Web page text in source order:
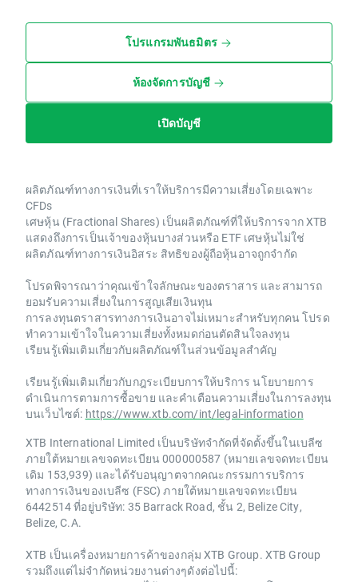
โปรแกรมพันธมิตร
ห้องจัดการบัญชี
เปิดบัญชี
ผลิตภัณฑ์ทางการเงินที่เราให้บริการมีความเสี่ยงโดยเฉพาะ
CFDs
เศษหุ้น (Fractional Shares) เป็นผลิตภัณฑ์ที่ให้บริการจาก XTB
แสดงถึงการเป็นเจ้าของหุ้นบางส่วนหรือ ETF เศษหุ้นไม่ใช่
ผลิตภัณฑ์ทางการเงินอิสระ สิทธิของผู้ถือหุ้นอาจถูกจำกัด
โปรดพิจารณาว่าคุณเข้าใจลักษณะของตราสาร และสามารถ
ยอมรับความเสี่ยงในการสูญเสียเงินทุน
การลงทุนตราสารทางการเงินอาจไม่เหมาะสำหรับทุกคน โปรด
ทำความเข้าใจในความเสี่ยงทั้งหมดก่อนตัดสินใจลงทุน
เรียนรู้เพิ่มเติมเกี่ยวกับผลิตภัณฑ์ในส่วนข้อมูลสำคัญ
เรียนรู้เพิ่มเติมเกี่ยวกับกฎระเบียบการให้บริการ นโยบายการ
ดำเนินการตามการซื้อขาย และคำเตือนความเสี่ยงในการลงทุน
บนเว็บไซต์: https://www.xtb.com/int/legal-information
XTB International Limited เป็นบริษัทจำกัดที่จัดตั้งขึ้นในเบลีซ
ภายใต้หมายเลขจดทะเบียน 000000587 (หมายเลขจดทะเบียน
เดิม 153,939) และได้รับอนุญาตจากคณะกรรมการบริการ
ทางการเงินของเบลีซ (FSC) ภายใต้หมายเลขจดทะเบียน
6442514 ที่อยู่บริษัท: 35 Barrack Road, ชั้น 2, Belize City,
Belize, C.A.
XTB เป็นเครื่องหมายการค้าของกลุ่ม XTB Group. XTB Group
รวมถึงแต่ไม่จำกัดหน่วยงานต่างๆดังต่อไปนี้: